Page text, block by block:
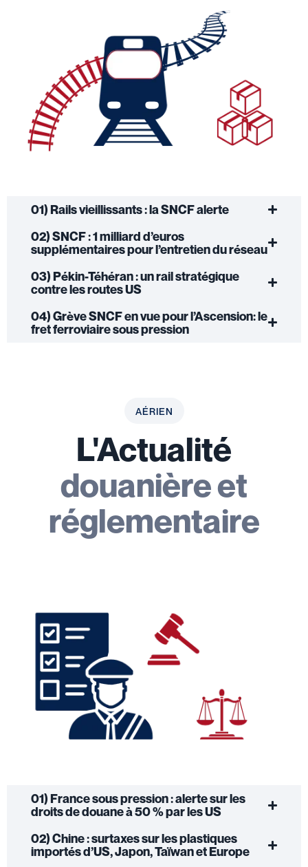
01) Rails vieillissants : la SNCF alerte
02) SNCF : 1 milliard d’euros
supplémentaires pour l’entretien du réseau
03) Pékin-Téhéran : un rail stratégique
contre les routes US
04) Grève SNCF en vue pour l’Ascension: le
fret ferroviaire sous pression
AÉRIEN
L'Actualité
douanière et
réglementaire
01) France sous pression : alerte sur les
droits de douane à 50 % par les US
02) Chine : surtaxes sur les plastiques
importés d’US, Japon, Taïwan et Europe